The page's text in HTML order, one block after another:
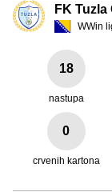
FK Tuzla
WWin
18
nastupa
0
crvenih kartona